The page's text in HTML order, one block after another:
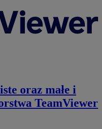
oraz małe i
TeamViewer